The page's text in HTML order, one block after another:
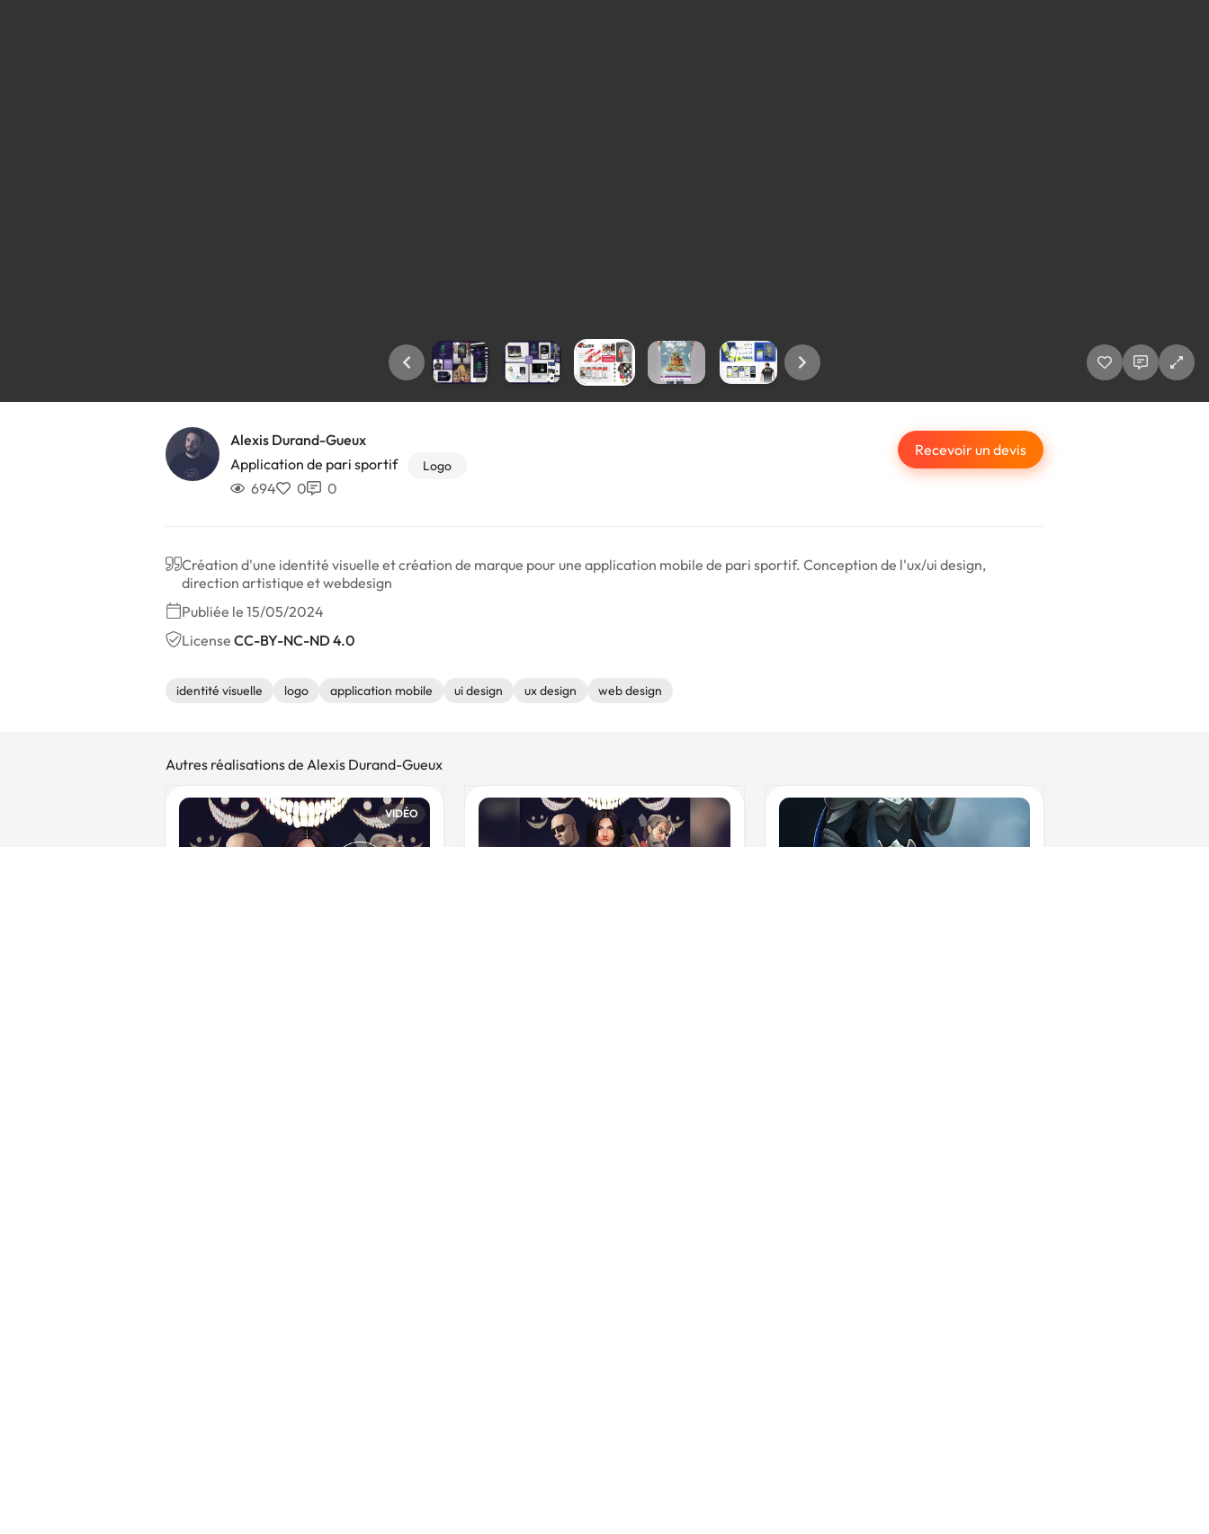
Alexis Durand-Gueux
Application de pari sportif
Logo
694 0 0
Recevoir un devis
Création d'une identité visuelle et création de marque pour une application mobile de pari sportif. Conception de l'ux/ui design,
direction artistique et webdesign
Publiée le 15/05/2024
License CC-BY-NC-ND 4.0
identité visuelle logo application mobile ui design ux design web design
Autres réalisations de Alexis Durand-Gueux
VIDÉO